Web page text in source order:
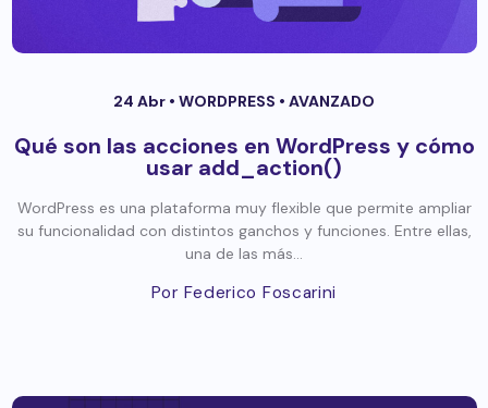
24 Abr • WORDPRESS • AVANZADO
Qué son las acciones en WordPress y cómo
usar add_action()
WordPress es una plataforma muy flexible que permite ampliar
su funcionalidad con distintos ganchos y funciones. Entre ellas,
una de las más...
Por Federico Foscarini